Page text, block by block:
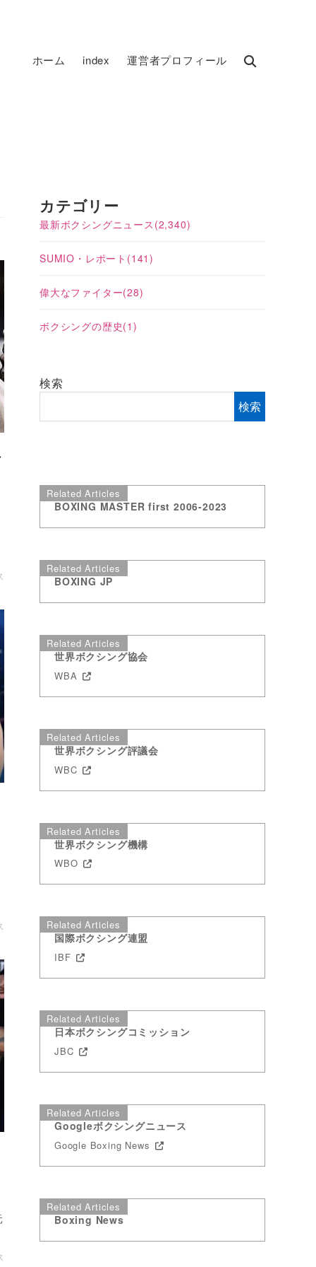
ホーム index 運営者プロフィール
カテゴリー
最新ボクシングニュース (2,340)
SUMIO・レポート (141)
偉大なファイター(28)
ボクシングの歴史(1)
検索
検索
Related Articles
BOXING MASTER first 2006-2023
Related Articles
BOXING JP
Related Articles
世界ボクシング協会
WBA
Related Articles
世界ボクシング評議会
WBC
Related Articles
世界ボクシング機構
WBO
Related Articles
国際ボクシング連盟
IBF
Related Articles
日本ボクシングコミッション
JBC
Related Articles
Googleボクシングニュース
Google Boxing News
Related Articles
Boxing News